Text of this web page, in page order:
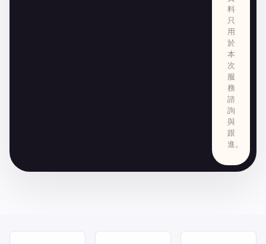
料
只
用
於
本
次
服
務
諮
詢
與
跟
進。